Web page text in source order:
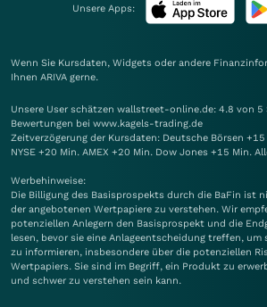
Unsere Apps:
Wenn Sie Kursdaten, Widgets oder andere
Ihnen ARIVA gerne.
Unsere User schätzen wallstreet-online.de: 4.8 von
Bewertungen bei www.kagels-trading.de
Zeitverzögerung der Kursdaten: Deutsche Börsen +15
NYSE +20 Min. AMEX +20 Min. Dow Jones +15 Min.
Werbehinweise:
Die Billigung des Basisprospekts durch die BaFin ist
der angebotenen Wertpapiere zu verstehen. Wir
potenziellen Anlegern den Basisprospekt und die
lesen, bevor sie eine Anlageentscheidung treffen,
zu informieren, insbesondere über die potenziellen
Wertpapiers. Sie sind im Begriff, ein Produkt zu
und schwer zu verstehen sein kann.